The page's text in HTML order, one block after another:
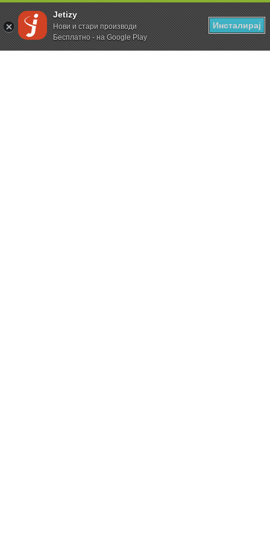
Jetizy
Нови и стари производи
Бесплатно - на Google Play
Инсталирај